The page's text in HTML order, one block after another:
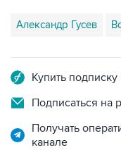
Александр Гусев
Купить
Подписаться на
Получать
канале